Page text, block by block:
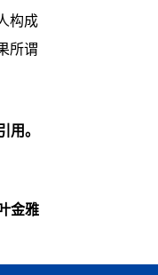
构成
所谓
用。
金雅